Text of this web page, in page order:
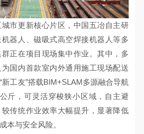
更新核心片区，中国五冶自主研
器人、磁吸式高空焊接机器人等多
正在项目现场集中作业。其中，多
国内首款室内外通用施工现场配送
工友”搭载BIM+SLAM多源融合导航
斤，可灵活穿梭狭小区域，自主避
传统作业效率大幅提升，显著降低
本与安全风险。